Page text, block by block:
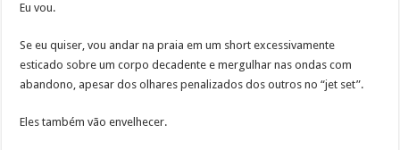
Eu vou.
Se eu quiser, vou andar na praia em um short excessivamente
esticado sobre um corpo decadente e mergulhar nas ondas com
abandono, apesar dos olhares penalizados dos outros no “jet set”.
Eles também vão envelhecer.